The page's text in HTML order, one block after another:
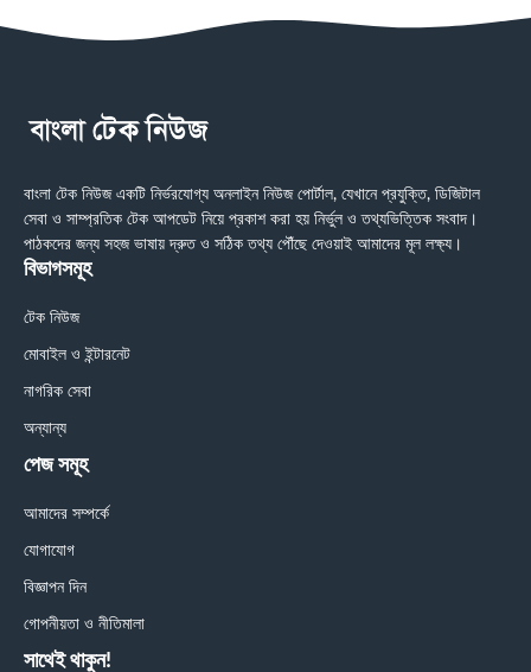
বাংলা টেক নিউজ একটি নির্ভরযোগ্য অনলাইন নিউজ পোর্টাল, যেখানে প্রযুক্তি, ডিজিটাল
সেবা ও সাম্প্রতিক টেক আপডেট নিয়ে প্রকাশ করা হয় নির্ভুল ও তথ্যভিত্তিক সংবাদ।
পাঠকদের জন্য সহজ ভাষায় দ্রুত ও সঠিক তথ্য পৌঁছে দেওয়াই আমাদের মূল লক্ষ্য।
বিভাগসমূহ
টেক নিউজ
মোবাইল ও ইন্টারনেট
নাগরিক সেবা
অন্যান্য
পেজ সমূহ
আমাদের সম্পর্কে
যোগাযোগ
বিজ্ঞাপন দিন
গোপনীয়তা ও নীতিমালা
সাথেই থাকুন!